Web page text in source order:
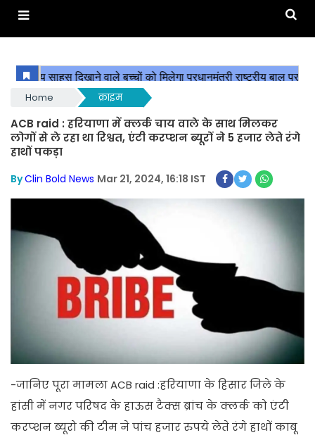
Home क्राइम
ACB raid : हरियाणा में क्लर्क चाय वाले के साथ मिलकर
लोगों से ले रहा था रिश्वत, एंटी करप्शन ब्यूरों ने 5 हजार लेते रंगे
हाथों पकड़ा
ByClin Bold News Mar 21, 2024, 16:18 IST
-जानिए पूरा मामला ACB raid :हरियाणा के हिसार जिले के
हांसी में नगर परिषद के हाऊस टैक्स ब्रांच के क्लर्क को एंटी
करप्शन ब्यूरो की टीम ने पांच हजार रुपये लेते रंगे हाथों काबू